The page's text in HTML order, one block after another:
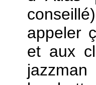
appeler
et aux
jazzman